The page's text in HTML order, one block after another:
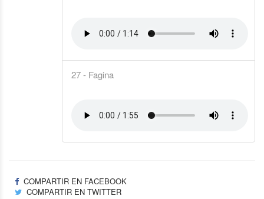
27 - Fagina
COMPARTIR EN FACEBOOK
COMPARTIR EN TWITTER